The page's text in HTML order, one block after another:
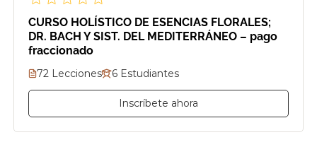
CURSO HOLÍSTICO DE ESENCIAS FLORALES;
DR. BACH Y SIST. DEL MEDITERRÁNEO – pago
fraccionado
72 Lecciones 6 Estudiantes
Inscríbete ahora